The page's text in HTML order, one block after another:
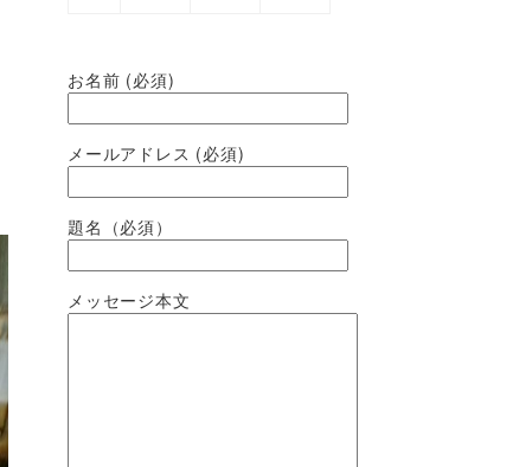
お名前 (必須)
メールアドレス (必須)
題名（必須）
メッセージ本文